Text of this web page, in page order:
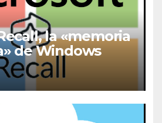
la «memoria
de Windows